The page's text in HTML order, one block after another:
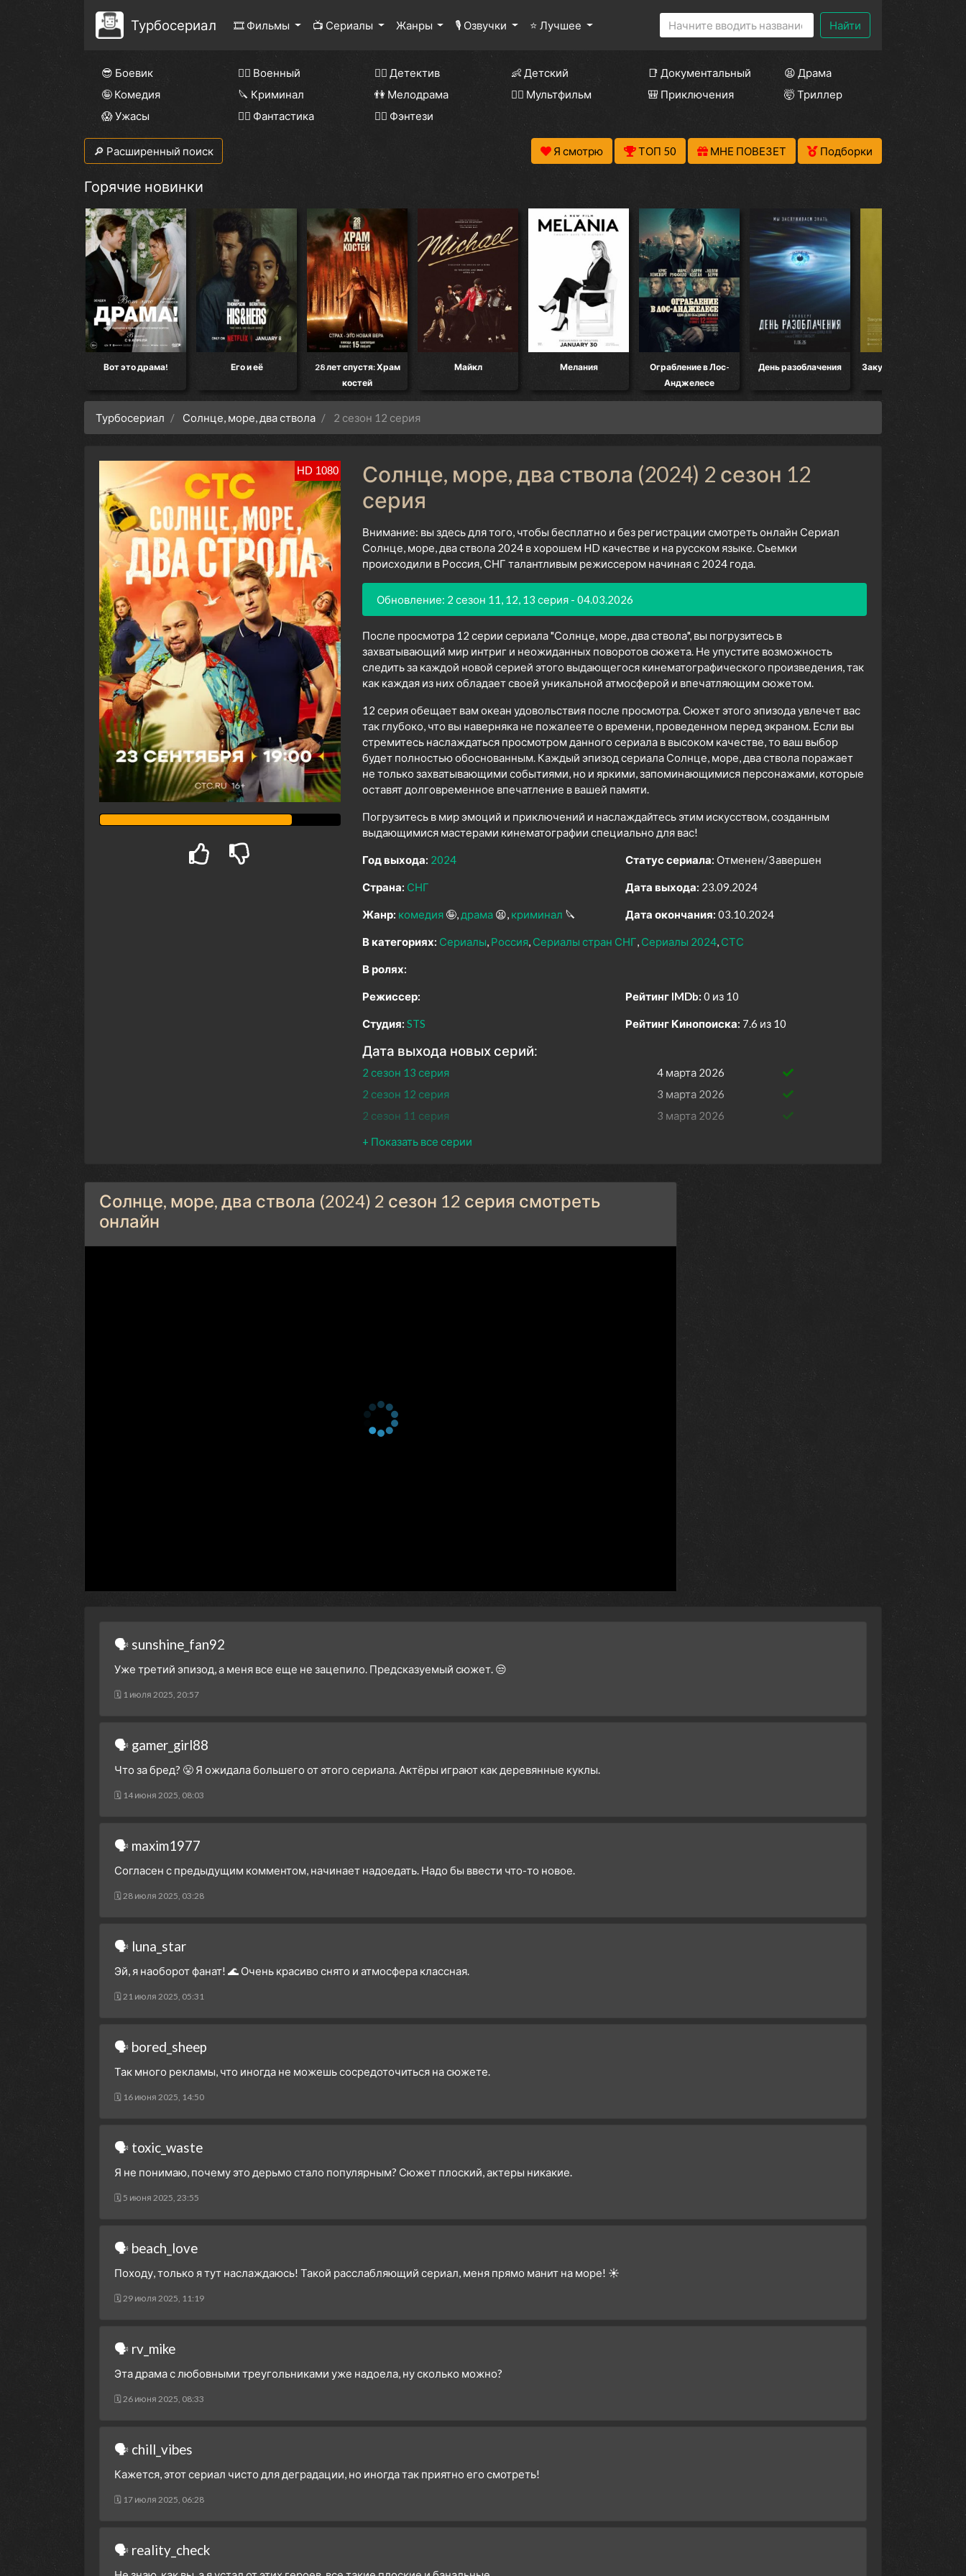
Турбосериал 🎞 Фильмы 📺 Сериалы Жанры 🎙 Озвучки ⭐ Лучшее Найти
😎 Боевик 👨‍✈️ Военный 🕵️‍♂️ Детектив 👶 Детский 📑 Документальный
😫 Драма
🤪 Комедия
🔪 Криминал 👫 Мелодрама 🧚‍♀️ Мультфильм 🎒 Приключения
🤯 Триллер
😱 Ужасы
🧙‍♀️ Фантастика 🧝‍♂️ Фэнтези
🔎 Расширенный поиск Я смотрю ТОП 50 МНЕ ПОВЕЗЕТ Подборки
Горячие новинки
Его и её
28 лет спустя: Храм
Майкл Мелания
Ограбление в Лос-
День разоблачения Закулисье реальности
Турбосериал Солнце, море, два ствола 2 сезон 12 серия
HD 1080
Солнце, море, два ствола (2024) 2 сезон 12
серия
Внимание: вы здесь для того, чтобы бесплатно и без регистрации смотреть онлайн Сериал
Солнце, море, два ствола 2024 в хорошем HD качестве и на русском языке. Сьемки
происходили в Россия, СНГ талантливым режиссером начиная с 2024 года.
Обновление: 2 сезон 11, 12, 13 серия - 04.03.2026
После просмотра 12 серии сериала "Солнце, море, два ствола", вы погрузитесь в
захватывающий мир интриг и неожиданных поворотов сюжета. Не упустите возможность
следить за каждой новой серией этого выдающегося кинематографического произведения, так
как каждая из них обладает своей уникальной атмосферой и впечатляющим сюжетом.
12 серия обещает вам океан удовольствия после просмотра. Сюжет этого эпизода увлечет вас
так глубоко, что вы наверняка не пожалеете о времени, проведенном перед экраном. Если вы
стремитесь наслаждаться просмотром данного сериала в высоком качестве, то ваш выбор
будет полностью обоснованным. Каждый эпизод сериала Солнце, море, два ствола поражает
не только захватывающими событиями, но и яркими, запоминающимися персонажами, которые
оставят долговременное впечатление в вашей памяти.
Погрузитесь в мир эмоций и приключений и наслаждайтесь этим искусством, созданным
выдающимися мастерами кинематографии специально для вас!
Год выхода: 2024
Страна: СНГ
Жанр: комедия 🤪 драма 😫 криминал 🔪
Статус сериала: Отменен/Завершен
Дата выхода: 23.09.2024
Дата окончания: 03.10.2024
В категориях: Сериалы Россия Сериалы стран СНГ Сериалы 2024 СТС
В ролях:
Режиссер:
Студия: STS
Рейтинг IMDb: 0 из 10
Рейтинг Кинопоиска: 7.6 из 10
Дата выхода новых серий:
2 сезон 13 серия
4 марта 2026
2 сезон 12 серия
3 марта 2026
2 сезон 11 серия
3 марта 2026
2 сезон 10 серия
2 сезон 8 серия
26 февраля 2026
2 сезон 7 серия
26 февраля 2026
2 сезон 5 серия
25 февраля 2026
1 сезон 10 серия
30 сентября 2024
1 сезон 9 серия
26 сентября 2024
1 сезон 2 серия
Серия 2
23 сентября 2024
Солнце, море, два ствола (2024) 2 сезон 12 серия смотреть
онлайн
🗣 sunshine_fan92
Уже третий эпизод, а меня все еще не зацепило. Предсказуемый сюжет. 😒
🗓 1 июля 2025, 20:57
🗣 gamer_girl88
Что за бред? 😤 Я ожидала большего от этого сериала. Актёры играют как деревянные куклы.
🗓 14 июня 2025, 08:03
🗣 maxim1977
Согласен с предыдущим комментом, начинает надоедать. Надо бы ввести что-то новое.
🗓 28 июля 2025, 03:28
🗣 luna_star
Эй, я наоборот фанат! 🌊 Очень красиво снято и атмосфера классная.
🗓 21 июля 2025, 05:31
🗣 bored_sheep
Так много рекламы, что иногда не можешь сосредоточиться на сюжете.
🗓 16 июня 2025, 14:50
🗣 toxic_waste
Я не понимаю, почему это дерьмо стало популярным? Сюжет плоский, актеры никакие.
🗓 5 июня 2025, 23:55
🗣 beach_love
Походу, только я тут наслаждаюсь! Такой расслабляющий сериал, меня прямо манит на море! ☀️
🗓 29 июля 2025, 11:19
🗣 rv_mike
Эта драма с любовными треугольниками уже надоела, ну сколько можно?
🗓 26 июня 2025, 08:33
🗣 chill_vibes
Кажется, этот сериал чисто для деградации, но иногда так приятно его смотреть!
🗓 17 июля 2025, 06:28
🗣 reality_check